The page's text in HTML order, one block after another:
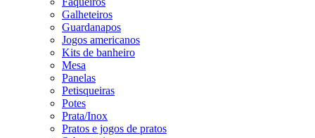
Galheteiros
Guardanapos
Jogos americanos
Kits de banheiro
Mesa
Panelas
Petisqueiras
Potes
Prata/Inox
Pratos e jogos de pratos